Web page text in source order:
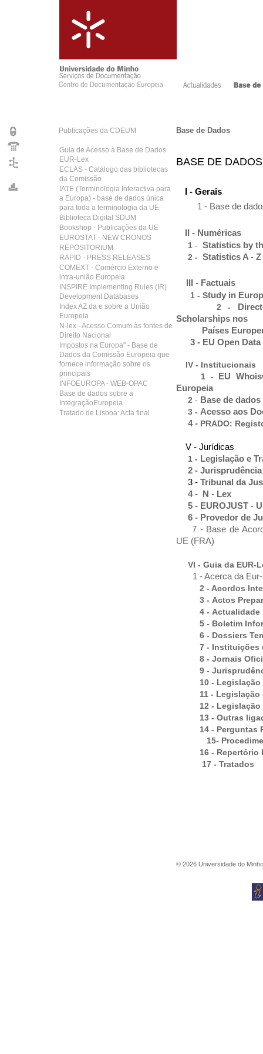
Publicações da CDEUM
Guia de Acesso à Base de Dados
EUR-Lex
ECLAS - Catálogo das bibliotecas
da Comissão
IATE (Terminologia Interactiva para
a Europa) - base de dados única
para toda a terminologia da UE
Biblioteca Digital SDUM
Bookshop - Publicações da UE
EUROSTAT - NEW CRONOS
REPOSITORIUM
RAPID - PRESS RELEASES
COMEXT - Comércio Externo e
intra-união Europeia
INSPIRE Implementing Rules (IR)
Development Databases
Index AZ da e sobre a União
Europeia
N-lex - Acesso Comum às fontes de
Direito Nacional
Impostos na Europa" - Base de
Dados da Comissão Europeia que
fornece informação sobre os
principais
INFOEUROPA - WEB-OPAC
Base de dados sobre a
IntegraçãoEuropeia
Tratado de Lisboa: Acta final
Base de Dados
BASE DE
I - Gerais
1 - Base de
II - Numéricas
1 - Statistics by
2 - Statistics A - Z
III - Factuais
1 - Study in
2 -
Scholarships nos
Países
3 - EU Open
IV - Institucionais
1 -
EU
Europeia
2 - Base de
3 - Acesso aos
4 - PRADO:
V - Jurídicas
1 - Legislação e
2 - Jurisprudência
3 - Tribunal da
4 - N - Lex
5 - EUROJUST -
6 - Provedor de
7 - Base de
UE (FRA)
VI - Guia da EUR-
1 -Acerca da
2 - Acordos
3 - Actos
4 - Actualidade
5 - Boletim
6 - Dossiers
7 - Instituições
8 - Jornais
9 -
10 -
11 - Legislação
12 -
13 - Outras
14 - Perguntas
15-
16 - Repertório
17 - Tratados
© 2026 Universidade do Minho